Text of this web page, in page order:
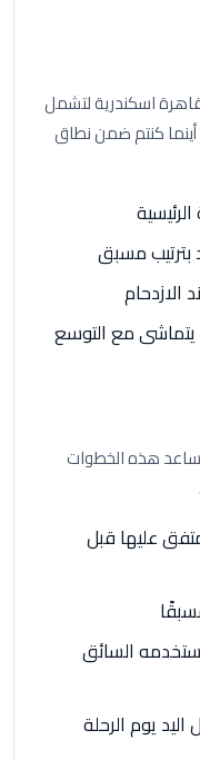
اسكندرية لتشمل
كنتم ضمن نطاق
بترتيب مسبق
الازدحام
يتماشى مع التوسع
هذه الخطوات
عليها قبل
السائق
يوم الرحلة